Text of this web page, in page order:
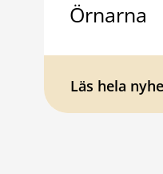
Örnarna
Läs hela